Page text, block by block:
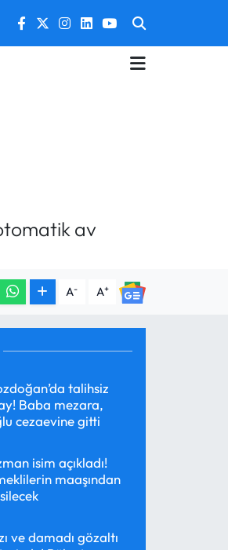
av
A- A+
talihsiz
Baba mezara,
cezaevine gitti
isim açıkladı!
maaşından
ve damadı gözaltı